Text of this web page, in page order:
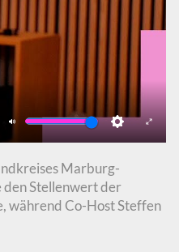
Mute Settings
Enter
Marburg-
den Stellenwert der
während Co-Host Steffen